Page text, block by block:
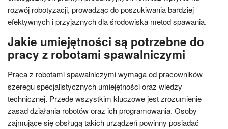
rozwój robotyzacji, prowadząc do poszukiwania bardziej
efektywnych i przyjaznych dla środowiska metod spawania.
Jakie umiejętności są potrzebne do
pracy z robotami spawalniczymi
Praca z robotami spawalniczymi wymaga od pracowników
szeregu specjalistycznych umiejętności oraz wiedzy
technicznej. Przede wszystkim kluczowe jest zrozumienie
zasad działania robotów oraz ich programowania. Osoby
zajmujące się obsługą takich urządzeń powinny posiadać